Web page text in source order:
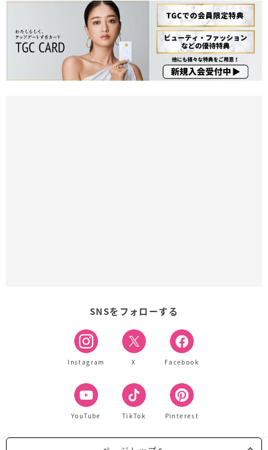
SNSをフォローする
Instagram X Facebook
YouTube TikTok Pinterest